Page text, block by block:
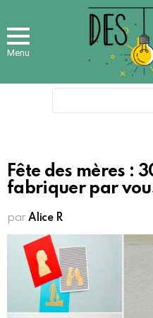
Menu
Fête des mères :
fabriquer par
par Alice R